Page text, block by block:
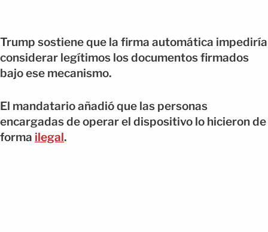
Trump sostiene que la firma automática impediría
considerar legítimos los documentos firmados
bajo ese mecanismo.
El mandatario añadió que las personas
encargadas de operar el dispositivo lo hicieron de
forma ilegal.